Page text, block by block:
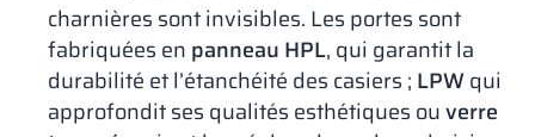
charnières sont invisibles. Les portes sont
fabriquées en panneau HPL, qui garantit la
durabilité et l’étanchéité des casiers ; LPW qui
approfondit ses qualités esthétiques ouverre